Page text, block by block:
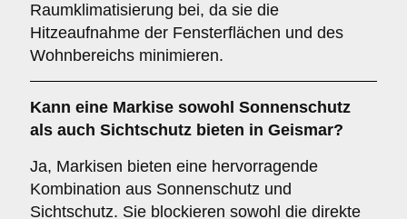
Raumklimatisierung bei, da sie die
Hitzeaufnahme der Fensterflächen und des
Wohnbereichs minimieren.
Kann eine Markise sowohl Sonnenschutz
als auch Sichtschutz bieten in Geismar?
Ja, Markisen bieten eine hervorragende
Kombination aus Sonnenschutz und
Sichtschutz. Sie blockieren sowohl die direkte